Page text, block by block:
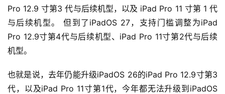
Pro 12.9 寸第3 代与后续机型，以及 iPad Pro 11 寸第 1 代
与后续机型。 但到了iPadOS 27，支持门槛调整为iPad
Pro 12.9寸第4代与后续机型、iPad Pro 11寸第2代与后续
机型。
也就是说，去年仍能升级iPadOS 26的iPad Pro 12.9寸第3
代，以及iPad Pro 11寸第1代，今年都无法升级到iPadOS